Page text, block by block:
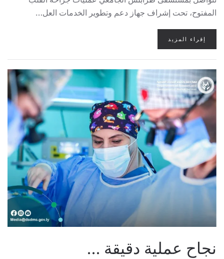
المفتوح، تحت إشراف جهاز دعم وتطوير الخدمات العل…
إقراء المزيد
نجاح عملية دقيقة …